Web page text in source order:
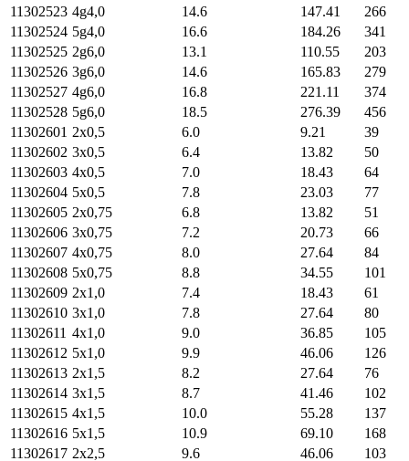
11302523 4g4,0 14.6 147.41
266
11302524 5g4,0 16.6 184.26
341
11302525 2g6,0 13.1 110.55
203
11302526 3g6,0 14.6 165.83
279
11302527 4g6,0 16.8 221.11
374
11302528 5g6,0 18.5 276.39
456
11302601 2х0,5 6.0 9.21
39
11302602 3х0,5 6.4 13.82
50
11302603 4х0,5 7.0 18.43
64
11302604 5х0,5 7.8 23.03
77
11302605 2х0,75 6.8 13.82
51
11302606 3х0,75 7.2 20.73
66
11302607 4х0,75 8.0 27.64
84
11302608 5х0,75 8.8 34.55
101
11302609 2х1,0 7.4 18.43
61
11302610 3х1,0 7.8 27.64
80
11302611 4х1,0 9.0 36.85
105
11302612 5х1,0 9.9 46.06
126
11302613 2х1,5 8.2 27.64
76
11302614 3х1,5 8.7 41.46
102
11302615 4х1,5 10.0 55.28
137
11302616 5х1,5 10.9 69.10
168
11302617 2х2,5 9.6 46.06
103